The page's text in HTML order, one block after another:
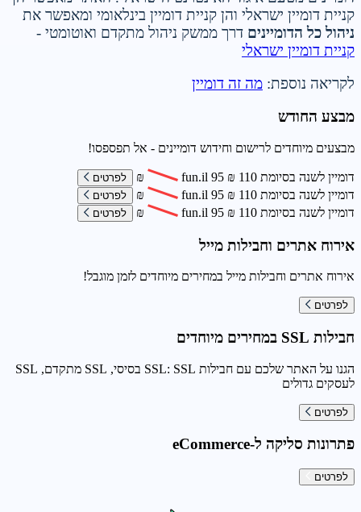
קניית דומיין ישראלי והן קניית דומיין בינלאומי ומאפשר את
ניהול כל הדומיינים דרך ממשק ניהול מתקדם ואוטומטי -
קניית דומיין ישראלי
לקריאה נוספת: מה זה דומיין
מבצע החודש
מבצעים מיוחדים לרישום וחידוש דומיינים - אל תפספסו!
דומיין לשנה בסיומת fun.il 95 ₪ 110
₪ לפרטים
דומיין לשנה בסיומת fun.il 95 ₪ 110
₪ לפרטים
דומיין לשנה בסיומת fun.il 95 ₪ 110
₪ לפרטים
אירוח אתרים וחבילות מייל
אירוח אתרים וחבילות מייל במחירים מיוחדים לזמן מוגבל!
לפרטים
חבילות SSL במחירים מיוחדים
הגנו על האתר שלכם עם חבילות SSL: SSL בסיסי, SSL מתקדם, SSL
לעסקים גדולים
לפרטים
פתרונות סליקה ל-eCommerce
לפרטים